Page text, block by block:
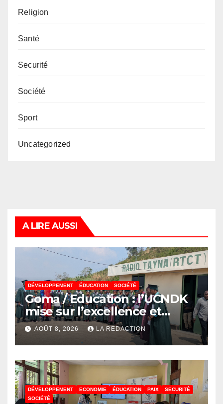
Religion
Santé
Securité
Société
Sport
Uncategorized
A LIRE AUSSI
DÉVELOPPEMENT ÉDUCATION SOCIÉTÉ
Goma / Education : l’UCNDK
mise sur l’excellence et
l’employabilité des jeunes
AOÛT 8, 2026 LA REDACTION
DÉVELOPPEMENT ECONOMIE ÉDUCATION PAIX
SECURITÉ
SOCIÉTÉ